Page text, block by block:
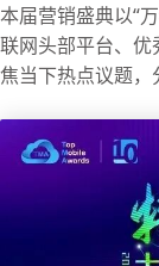
本届营销盛典以“
联网头部平台、
焦当下热点议题，